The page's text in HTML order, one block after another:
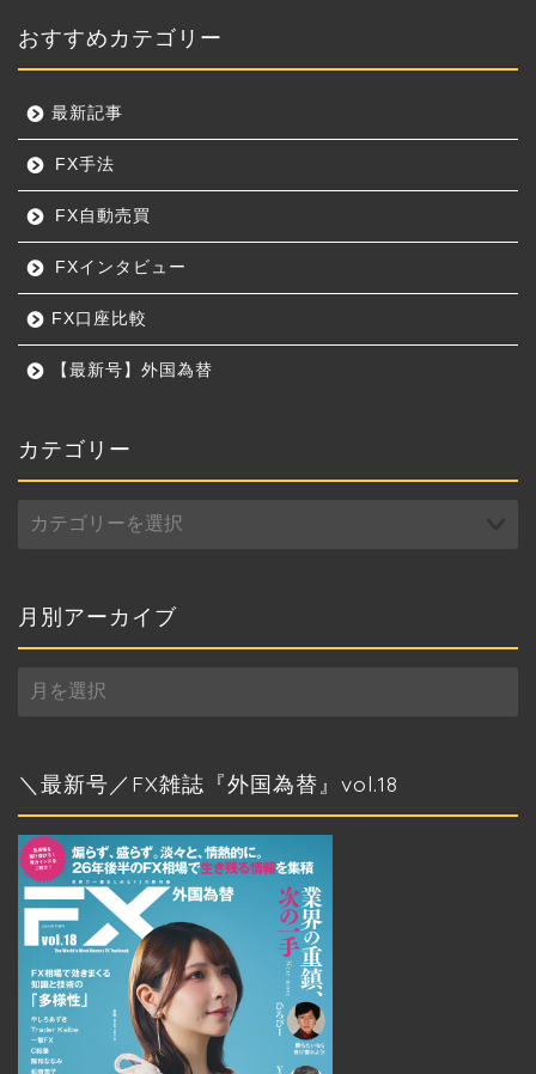
おすすめカテゴリー
最新記事
FX手法
FX自動売買
FXインタビュー
FX口座比較
【最新号】外国為替
カテゴリー
テ
ー
月別アーカイブ
別
カ
＼最新号／FX雑誌『外国為替』vol.18